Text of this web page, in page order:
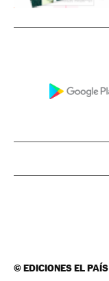
©EDICIONES EL PAÍS